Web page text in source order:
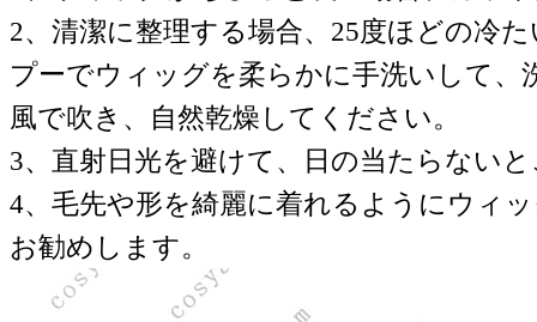
2、清潔に整理する場合、25度ほどの冷
プーでウィッグを柔らかに手洗いして、
風で吹き、自然乾燥してください。
3、直射日光を避けて、日の当たらない
4、毛先や形を綺麗に着れるようにウィ
お勧めします。